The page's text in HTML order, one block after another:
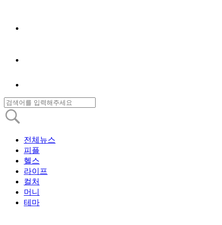
전체뉴스
피플
헬스
라이프
컬처
머니
테마